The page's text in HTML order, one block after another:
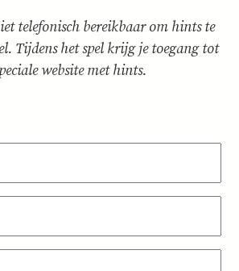
telefonisch bereikbaar om hints te
Tijdens het spel krijg je toegang tot
website met hints.